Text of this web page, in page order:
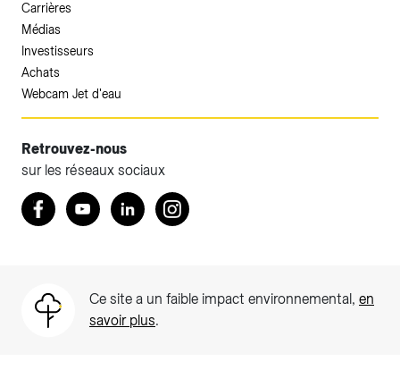
Carrières
Médias
Investisseurs
Achats
Webcam Jet d'eau
Retrouvez-nous
sur les réseaux sociaux
Retrouvez nous sur Facebook
YoutubeLinkedInInstagram
Ce site a un faible impact environnemental, en
savoir plus.
Accéder à votre espace client SIG.
Votre espace client SIG n'est pas optimisé pour une
Particuliers)